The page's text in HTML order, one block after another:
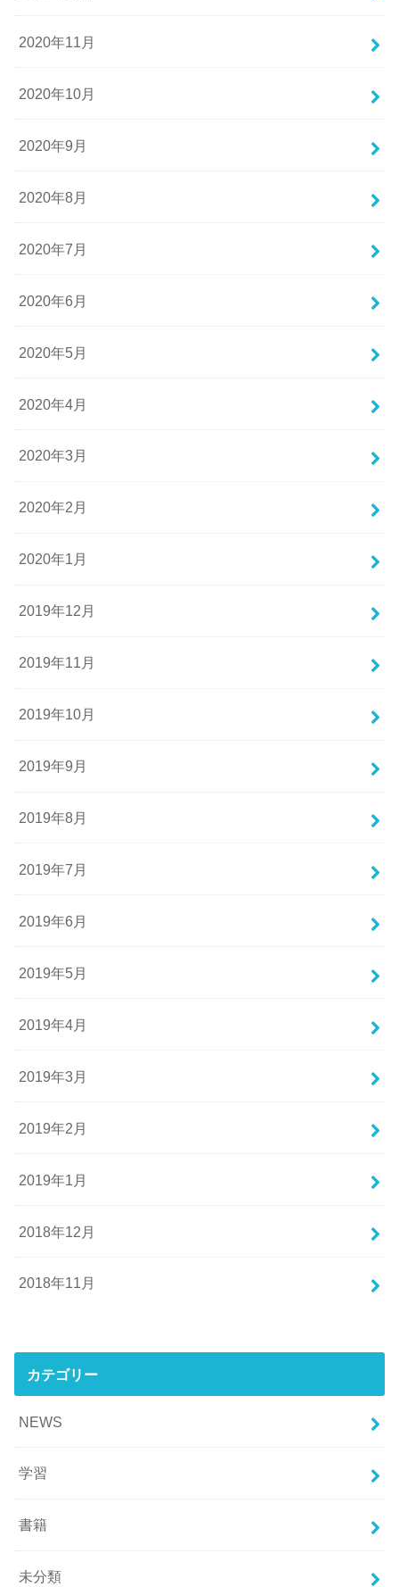
2020年11月
2020年10月
2020年9月
2020年8月
2020年7月
2020年6月
2020年5月
2020年4月
2020年3月
2020年2月
2020年1月
2019年12月
2019年11月
2019年10月
2019年9月
2019年8月
2019年7月
2019年6月
2019年5月
2019年4月
2019年3月
2019年2月
2019年1月
2018年12月
2018年11月
カテゴリー
NEWS
学習
書籍
未分類